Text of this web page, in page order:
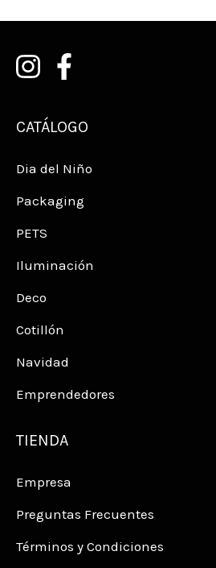
CATÁLOGO
Dia del Niño
Packaging
PETS
Iluminación
Deco
Cotillón
Navidad
Emprendedores
TIENDA
Empresa
Preguntas Frecuentes
Términos y Condiciones